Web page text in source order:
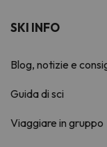
SKI INFO
Blog, notizie e
Guida di sci
Viaggiare in gruppo